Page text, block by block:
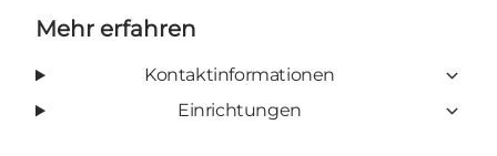
Mehr erfahren
Kontaktinformationen
Einrichtungen